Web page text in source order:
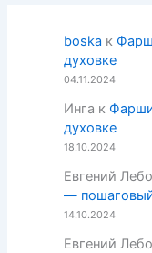
boska к
духовке
04.11.2024
Инга к
духовке
18.10.2024
Евгений
—
14.10.2024
Евгений